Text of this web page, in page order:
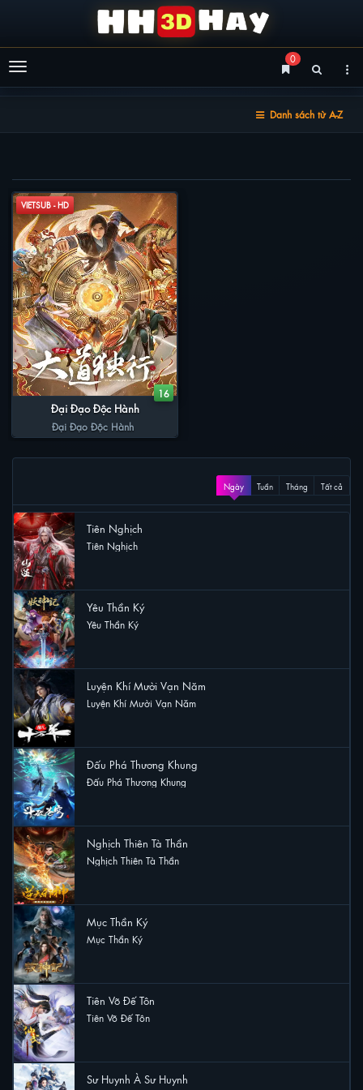
Menu
0
Danh sách từ A-Z
VIETSUB - HD
16
Đại Đạo Độc Hành
Đại Đạo Độc Hành
Ngày Tuần Tháng Tất cả
Tiên Nghịch
Tiên Nghịch
Yêu Thần Ký
Yêu Thần Ký
Luyện Khí Mười Vạn Năm
Luyện Khí Mười Vạn Năm
Đấu Phá Thương Khung
Đấu Phá Thương Khung
Nghịch Thiên Tà Thần
Nghịch Thiên Tà Thần
Mục Thần Ký
Mục Thần Ký
Tiên Võ Đế Tôn
Tiên Võ Đế Tôn
Sư Huynh À Sư Huynh